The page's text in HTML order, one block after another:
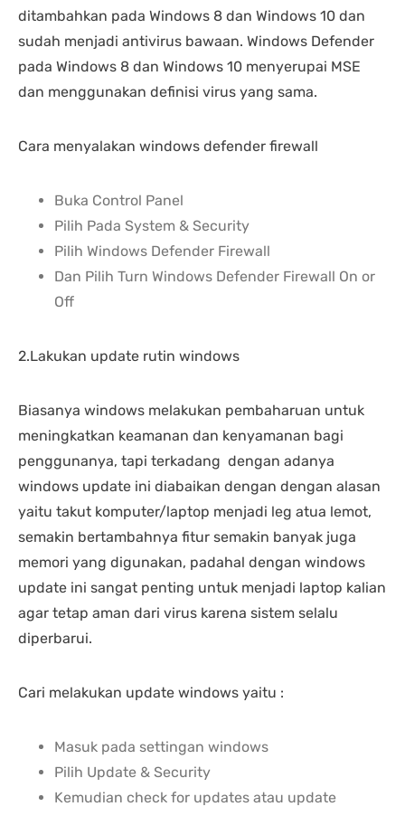
ditambahkan pada Windows 8 dan Windows 10 dan
sudah menjadi antivirus bawaan. Windows Defender
pada Windows 8 dan Windows 10 menyerupai MSE
dan menggunakan definisi virus yang sama.
Cara menyalakan windows defender firewall
Buka Control Panel
Pilih Pada System & Security
Pilih Windows Defender Firewall
Dan Pilih Turn Windows Defender Firewall On or
Off
2.Lakukan update rutin windows
Biasanya windows melakukan pembaharuan untuk
meningkatkan keamanan dan kenyamanan bagi
penggunanya, tapi terkadang dengan adanya
windows update ini diabaikan dengan dengan alasan
yaitu takut komputer/laptop menjadi leg atua lemot,
semakin bertambahnya fitur semakin banyak juga
memori yang digunakan, padahal dengan windows
update ini sangat penting untuk menjadi laptop kalian
agar tetap aman dari virus karena sistem selalu
diperbarui.
Cari melakukan update windows yaitu :
Masuk pada settingan windows
Pilih Update & Security
Kemudian check for updates atau update